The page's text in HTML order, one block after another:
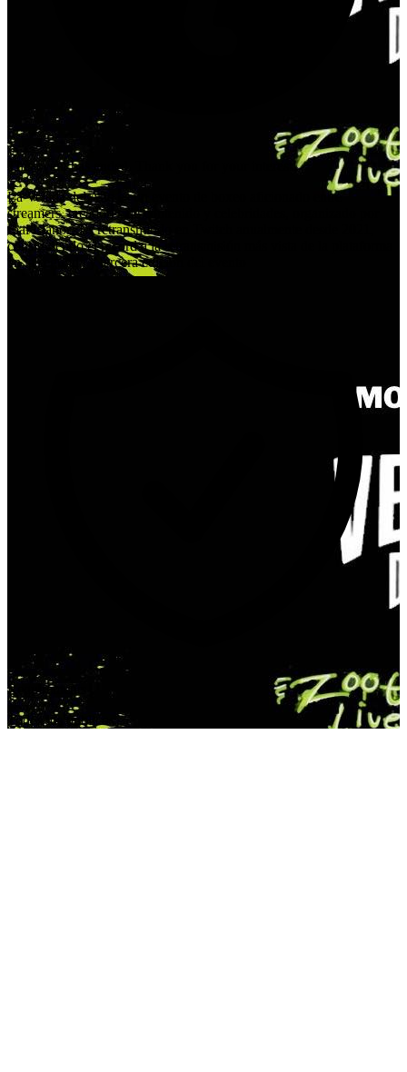
This event has ended. Thank you for your interest!
La Velada del Año es un evento de boxeo aficionado entre
streamers, creadores de contenido y celebridades, organizado por
Ibai Llanos. Es retransmitido en Twitch anualmente desde 2021,
consiguiendo el récord a la retransmisión más vista de la plataforma
en la segunda y tercera edición del evento
Requirements
Todos los públicos